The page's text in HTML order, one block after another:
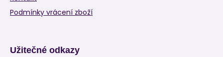
Podmínky vrácení zboží
Užitečné odkazy